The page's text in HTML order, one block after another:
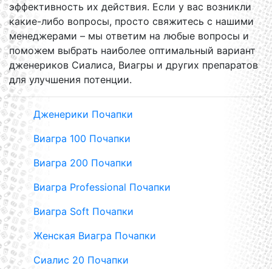
эффективность их действия. Если у вас возникли
какие-либо вопросы, просто свяжитесь с нашими
менеджерами – мы ответим на любые вопросы и
поможем выбрать наиболее оптимальный вариант
дженериков Сиалиса, Виагры и других препаратов
для улучшения потенции.
Дженерики Почапки
Виагра 100 Почапки
Виагра 200 Почапки
Виагра Professional Почапки
Виагра Soft Почапки
Женская Виагра Почапки
Сиалис 20 Почапки